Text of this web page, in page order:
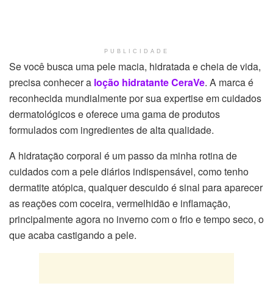
PUBLICIDADE
Se você busca uma pele macia, hidratada e cheia de vida,
precisa conhecer a loção hidratante CeraVe. A marca é
reconhecida mundialmente por sua expertise em cuidados
dermatológicos e oferece uma gama de produtos
formulados com ingredientes de alta qualidade.
A hidratação corporal é um passo da minha rotina de
cuidados com a pele diários indispensável, como tenho
dermatite atópica, qualquer descuido é sinal para aparecer
as reações com coceira, vermelhidão e inflamação,
principalmente agora no inverno com o frio e tempo seco, o
que acaba castigando a pele.